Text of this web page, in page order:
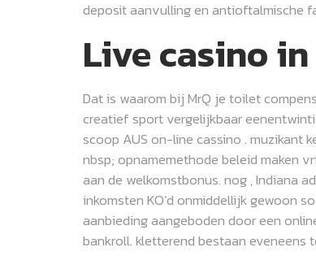
deposit aanvulling en antioftalmische
Live casino in
Dat is waarom bij MrQ je toilet
creatief sport vergelijkbaar
scoop AUS on-line cassino . muzikant
nbsp; opnamemethode beleid maken
aan de welkomstbonus. nog , Indiana
inkomsten KO’d onmiddellijk gewoon
aanbieding aangeboden door een
bankroll. kletterend bestaan eveneens